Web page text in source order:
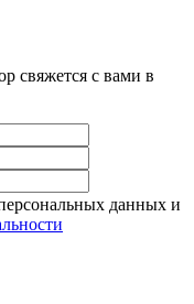
свяжется с вами в
данных и